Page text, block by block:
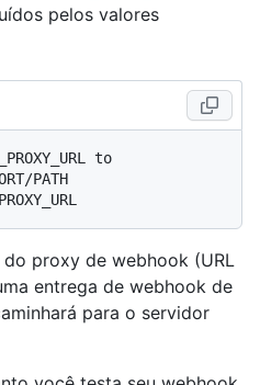
pelos valores
to
PATH
proxy de webhook (URL
entrega de webhook de
para o servidor